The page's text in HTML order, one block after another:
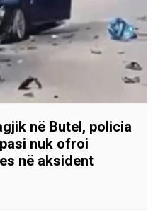
në Butel, policia
nuk ofroi
në aksident